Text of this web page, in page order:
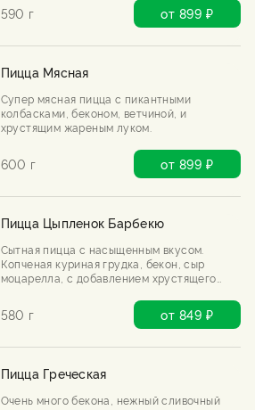
590 г от 899 ₽
Пицца Мясная
Супер мясная пицца с пикантными
колбасками, беконом, ветчиной, и
хрустящим жареным луком.
600 г от 899 ₽
Пицца Цыпленок Барбекю
Сытная пицца с насыщенным вкусом.
Копченая куриная грудка, бекон, сыр
моцарелла, с добавлением хрустящего
580 г от 849 ₽
Пицца Греческая
Очень много бекона, нежный сливочный